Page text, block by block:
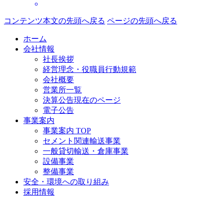
コンテンツ本文の先頭へ戻る ページの先頭へ戻る
ホーム
会社情報
社長挨拶
経営理念・役職員行動規範
会社概要
営業所一覧
決算公告現在のページ
電子公告
事業案内
事業案内 TOP
セメント関連輸送事業
一般貸切輸送・倉庫事業
設備事業
整備事業
安全・環境への取り組み
採用情報